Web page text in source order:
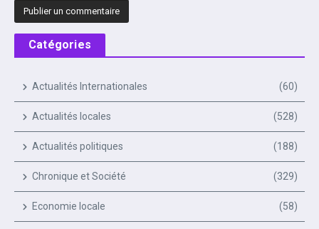
Catégories
Actualités Internationales (60)
Actualités locales (528)
Actualités politiques (188)
Chronique et Société (329)
Economie locale (58)